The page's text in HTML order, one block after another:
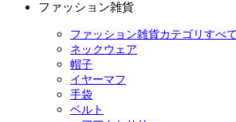
ファッション雑貨
ファッション雑貨カテゴリすべて
ネックウェア
帽子
イヤーマフ
手袋
ベルト